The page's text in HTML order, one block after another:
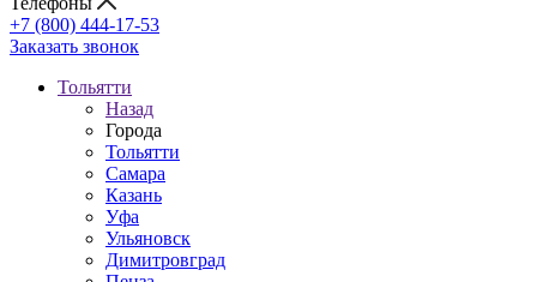
+7 (800) 444-17-53
Заказать звонок
Тольятти
Назад
Города
Тольятти
Самара
Казань
Уфа
Ульяновск
Димитровград